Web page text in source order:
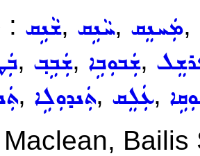
: ܫܵܢܹܩ, ܚܵܢܹܩ, ܡܲܚܢܸܩ,
, ܫܲܒܹܒ݂, ܫܲܒܘܼܒܹܐ,
, ܬܲܢܕܘܼܠܹܐ, ܥܲܠܸܩ,
Bailis